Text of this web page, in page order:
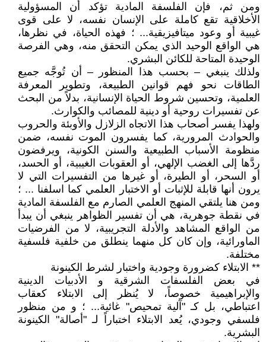
ومن ثم، فإن الفلسفة المادية تؤكد أن المسؤولية
الأخلاقية تقع كاملة على الإنسان نفسه، لا على قوى
غيبية أو وعود ميتافيزيقية... ؛ فهذه الحياة، في نظرها،
هي الواقع الوحيد الذي يمكن التحقق منه، وهي الفرصة
الوحيدة المتاحة للكائن البشري.
ولذلك ينبغي – بحسب هذا المنظور – أن تُوجَّه جميع
الطاقات نحو فهم قوانين الطبيعة، وتطوير المعرفة
العلمية، وتحسين شروط الحياة الإنسانية، بدلاً من البحث
عن تفسيرات روحية أو دينية للمصائب والكوارث.
ولهذا يفسر أصحاب هذا الاتجاه الزلازل والأوبئة والحروب
والحوادث المرورية، كما يفسرون الموت نفسه، ضمن
منظومة الأسباب الطبيعية والسنن الكونية، ويرفضون
ردَّها إلى الغضب الإلهي، أو العقوبات الغيبية، أو الحسد،
أو السحر، أو الطيرة، أو غيرها من التفسيرات التي لا
يرون أنها قابلة للإثبات أو الاختبار العلمي كما اسلفنا ... ؛
ومن هنا يلتقي المنهج العلمي الصارم مع الفلسفة المادية
في نقطة جوهرية، هي أن تفسير الظواهر ينبغي أن يبدأ
من الواقع المشاهد والأدلة التجريبية، لا من الفرضيات
الماورائية، وإن كان كل منهما ينطلق من خلفية فلسفية
مختلفة.
** الابتلاء كضرورة وجودية واختبار لشرط الكينونة
في بعض الفلسفات الشرقية و الأدبيات الدينية
والإبراهيمية خصوصاً، لا يُنظر إلى الابتلاء كعقاب
اعتباطي، بل كـ "آلية تمحيص" غائية... ؛ و من منظور
فلسفي وجودي، يُعد الابتلاء اختباراً لـ "أصالة" الكينونة
البشرية.